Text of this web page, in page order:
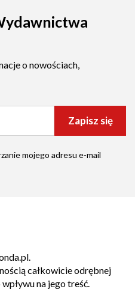
o nowościach,
Zapisz się
mojego adresu e-mail
całkowicie odrębnej
na jego treść.